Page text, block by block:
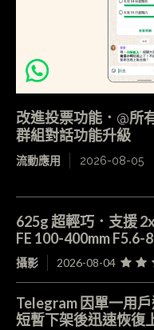
改進投票功能．@
群組對話功能升級
流動應用 2026-08-05
625g 超輕巧．支援
FE 100-400mm F5.6-
攝影 2026-08-04
Telegram 因單一用
短暫下架後迅速恢復